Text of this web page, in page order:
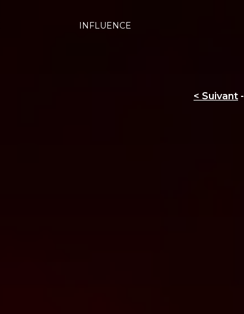
INFLUENCE
< Suivant -